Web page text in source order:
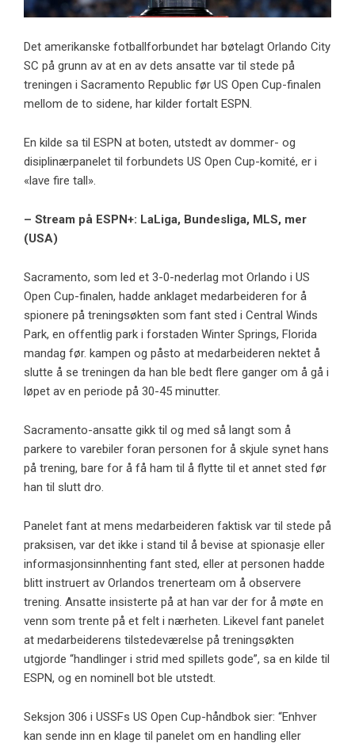
Det amerikanske fotballforbundet har bøtelagt Orlando City
SC på grunn av at en av dets ansatte var til stede på
treningen i Sacramento Republic før US Open Cup-finalen
mellom de to sidene, har kilder fortalt ESPN.
En kilde sa til ESPN at boten, utstedt av dommer- og
disiplinærpanelet til forbundets US Open Cup-komité, er i
«lave fire tall».
– Stream på ESPN+: LaLiga, Bundesliga, MLS, mer
(USA)
Sacramento, som led et 3-0-nederlag mot Orlando i US
Open Cup-finalen, hadde anklaget medarbeideren for å
spionere på treningsøkten som fant sted i Central Winds
Park, en offentlig park i forstaden Winter Springs, Florida
mandag før. kampen og påsto at medarbeideren nektet å
slutte å se treningen da han ble bedt flere ganger om å gå i
løpet av en periode på 30-45 minutter.
Sacramento-ansatte gikk til og med så langt som å
parkere to varebiler foran personen for å skjule synet hans
på trening, bare for å få ham til å flytte til et annet sted før
han til slutt dro.
Panelet fant at mens medarbeideren faktisk var til stede på
praksisen, var det ikke i stand til å bevise at spionasje eller
informasjonsinnhenting fant sted, eller at personen hadde
blitt instruert av Orlandos trenerteam om å observere
trening. Ansatte insisterte på at han var der for å møte en
venn som trente på et felt i nærheten. Likevel fant panelet
at medarbeiderens tilstedeværelse på treningsøkten
utgjorde “handlinger i strid med spillets gode”, sa en kilde til
ESPN, og en nominell bot ble utstedt.
Seksjon 306 i USSFs US Open Cup-håndbok sier: “Enhver
kan sende inn en klage til panelet om en handling eller